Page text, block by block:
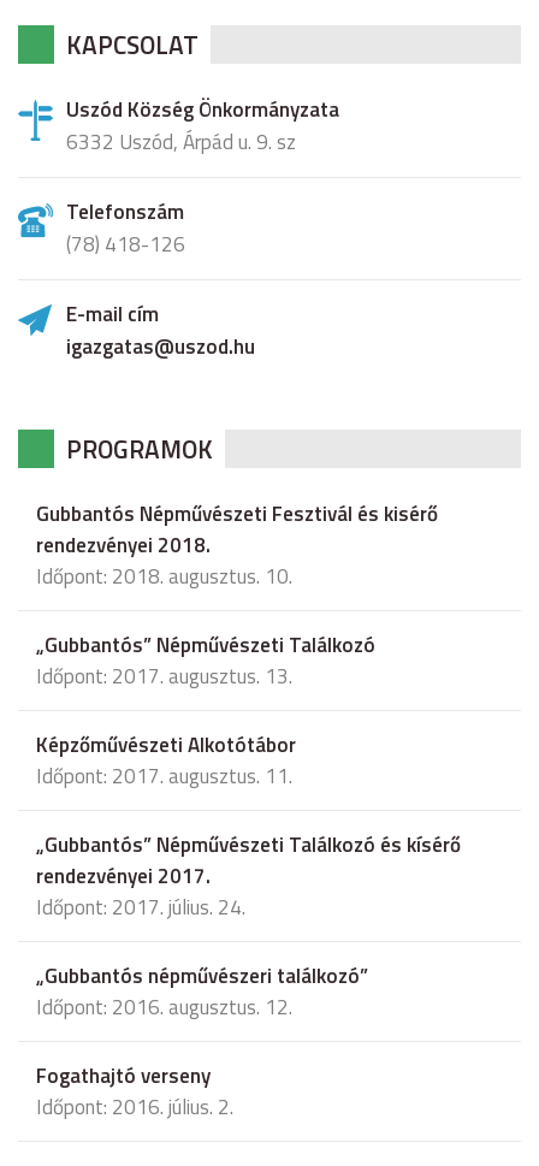
KAPCSOLAT
Uszód Község Önkormányzata
6332 Uszód, Árpád u. 9. sz
Telefonszám
(78) 418-126
E-mail cím
igazgatas@uszod.hu
PROGRAMOK
Gubbantós Népművészeti Fesztivál és kisérő
rendezvényei 2018.
Időpont: 2018. augusztus. 10.
„Gubbantós” Népművészeti Találkozó
Időpont: 2017. augusztus. 13.
Képzőművészeti Alkotótábor
Időpont: 2017. augusztus. 11.
„Gubbantós” Népművészeti Találkozó és kísérő
rendezvényei 2017.
Időpont: 2017. július. 24.
„Gubbantós népművészeri találkozó”
Időpont: 2016. augusztus. 12.
Fogathajtó verseny
Időpont: 2016. július. 2.